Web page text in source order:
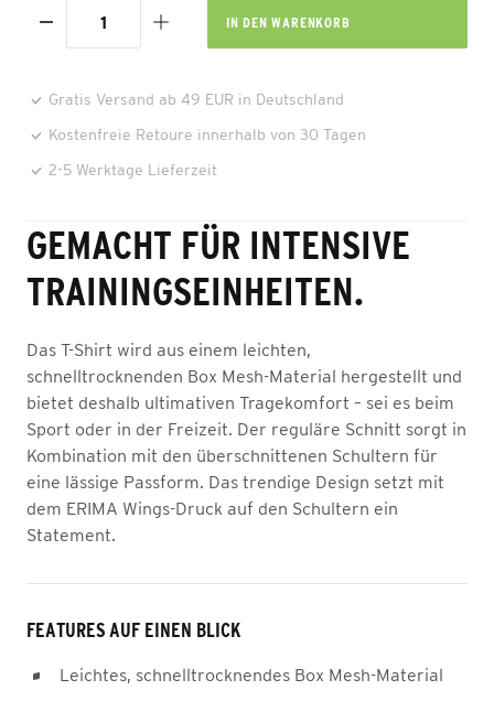
IN DEN WARENKORB
Gratis Versand ab 49 EUR in Deutschland
Kostenfreie Retoure innerhalb von 30 Tagen
2-5 Werktage Lieferzeit
GEMACHT FÜR INTENSIVE
TRAININGSEINHEITEN.
Das T-Shirt wird aus einem leichten,
schnelltrocknenden Box Mesh-Material hergestellt und
bietet deshalb ultimativen Tragekomfort – sei es beim
Sport oder in der Freizeit. Der reguläre Schnitt sorgt in
Kombination mit den überschnittenen Schultern für
eine lässige Passform. Das trendige Design setzt mit
dem ERIMA Wings-Druck auf den Schultern ein
Statement.
FEATURES AUF EINEN BLICK
Leichtes, schnelltrocknendes Box Mesh-Material